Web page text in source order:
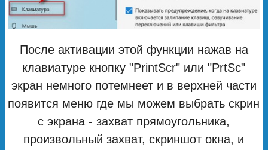
После активации этой функции нажав на
клавиатуре кнопку "PrintScr" или "PrtSc"
экран немного потемнеет и в верхней части
появится меню где мы можем выбрать скрин
с экрана - захват прямоугольника,
произвольный захват, скриншот окна, и